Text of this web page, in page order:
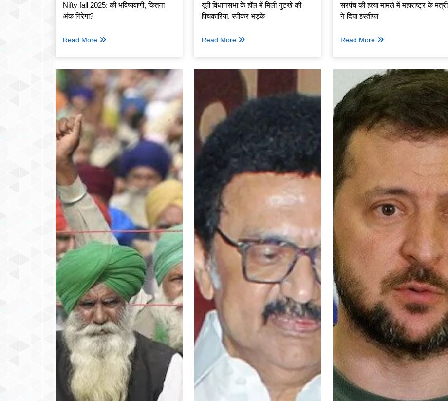
Nifty fall 2025: की भविष्यवाणी, कितना
अंक गिरेगा?
Read More
यूपी विधानसभा के हॉल में मिली गुटखे की
पिचकारियां, स्पीकर भड़के
Read More
सरपंच की हत्या मामले में महाराष्ट्र के मंत्री
ने दिया इस्तीफ़ा
Read More